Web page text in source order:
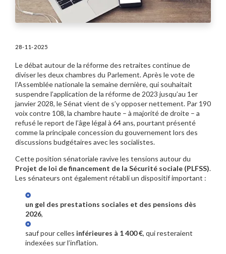
28-11-2025
Le débat autour de la réforme des retraites continue de
diviser les deux chambres du Parlement. Après le vote de
l’Assemblée nationale la semaine dernière, qui souhaitait
suspendre l’application de la réforme de 2023 jusqu’au 1er
janvier 2028, le Sénat vient de s’y opposer nettement. Par 190
voix contre 108, la chambre haute – à majorité de droite – a
refusé le report de l’âge légal à 64 ans, pourtant présenté
comme la principale concession du gouvernement lors des
discussions budgétaires avec les socialistes.
Cette position sénatoriale ravive les tensions autour du
Projet de loi de financement de la Sécurité sociale (PLFSS).
Les sénateurs ont également rétabli un dispositif important :
un gel des prestations sociales et des pensions dès
2026,
sauf pour celles inférieures à 1 400 €, qui resteraient
indexées sur l’inflation.